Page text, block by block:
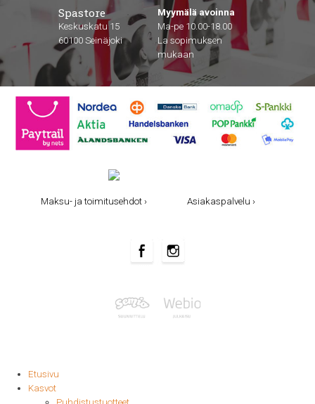
Spastore
Keskuskatu 15
60100 Seinäjoki
Myymälä avoinna
Ma-pe 10.00-18.00
La sopimuksen
mukaan
Maksu- ja toimitusehdot › Asiakaspalvelu ›
Etusivu
Kasvot